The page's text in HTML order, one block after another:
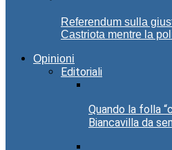
Referendum sulla
Castriota mentre la
Opinioni
Editoriali
Quando la folla
Biancavilla da